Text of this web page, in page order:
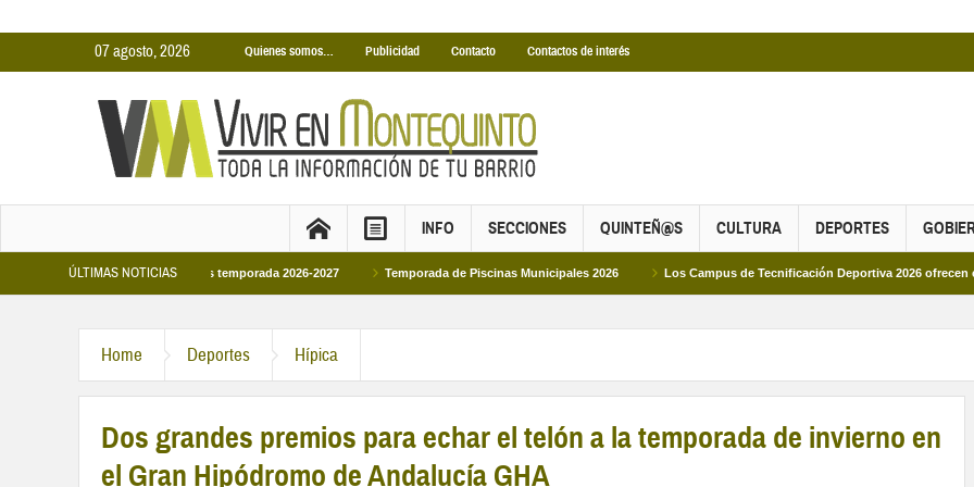
07 agosto, 2026 Quienes somos… Publicidad Contacto Contactos de interés
INFO SECCIONES QUINTEÑ@S CULTURA DEPORTES
ÚLTIMAS NOTICIAS
Municipales temporada 2026-2027 Temporada de Piscinas Municipales 2026 Los Campus de Tecnificación Deportiva 2026 ofrecen cuatro
Home Deportes Hípica
Dos grandes premios para echar el telón a la temporada de invierno en
el Gran Hipódromo de Andalucía GHA